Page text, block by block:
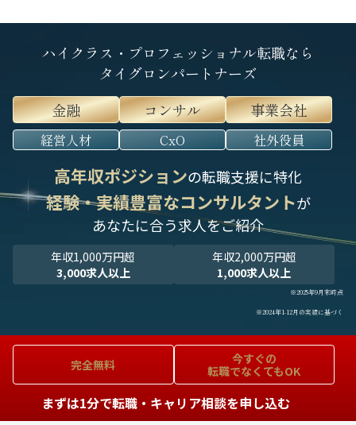
ハイクラス・プロフェッショナル転職なら
タイグロンパートナーズ
金融
コンサル 事業会社
経営人材 CxO 社外役員
高年収ポジションの転職支援に特化
経験・実績豊富なコンサルタントが
あなたに合う求人をご紹介
年収1,000万円超
3,000求人以上
年収2,000万円超
1,000求人以上
※2025年9月末時点
※2024年1-12月の実績に基づく
完全無料
今すぐの
転職でなくてもOK
まずは1分で転職・キャリア相談を申し込む